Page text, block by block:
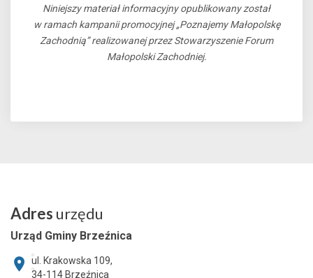
Niniejszy materiał informacyjny opublikowany został
w ramach kampanii promocyjnej „Poznajemy Małopolskę
Zachodnią” realizowanej przez Stowarzyszenie Forum
Małopolski Zachodniej.
Adres urzędu
Urząd Gminy Brzeźnica
ul. Krakowska 109,
34-114 Brzeźnica